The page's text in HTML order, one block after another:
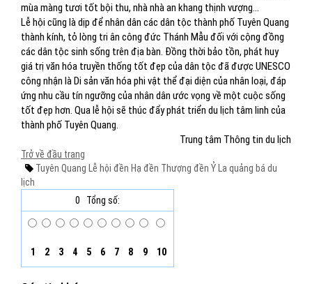
mùa màng tươi tốt bội thu, nhà nhà an khang thịnh vượng...
Lễ hội cũng là dịp để nhân dân các dân tộc thành phố Tuyên Quang
thành kính, tỏ lòng tri ân công đức Thánh Mẫu đối với cộng đồng
các dân tộc sinh sống trên địa bàn. Đồng thời bảo tồn, phát huy
giá trị văn hóa truyền thống tốt đẹp của dân tộc đã được UNESCO
công nhận là Di sản văn hóa phi vật thể đại diện của nhân loại, đáp
ứng nhu cầu tín ngưỡng của nhân dân ước vọng về một cuộc sống
tốt đẹp hơn. Qua lễ hội sẽ thúc đẩy phát triển du lịch tâm linh của
thành phố Tuyên Quang.
Trung tâm Thông tin du lịch
Trở về đầu trang
Tuyên Quang Lễ hội đền Hạ đền Thượng đền Ỷ La quảng bá du
lịch
0
Tổng số:
1 2 3 4 5 6 7 8 9 10